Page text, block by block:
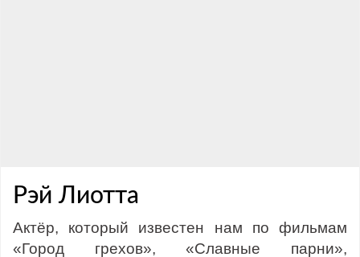
Рэй Лиотта
Актёр, который известен нам по фильмам
«Город грехов», «Славные парни»,